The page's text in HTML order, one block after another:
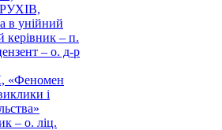
в унійний
керівник – п.
– о. д-р
«Феномен
і
– о. ліц.